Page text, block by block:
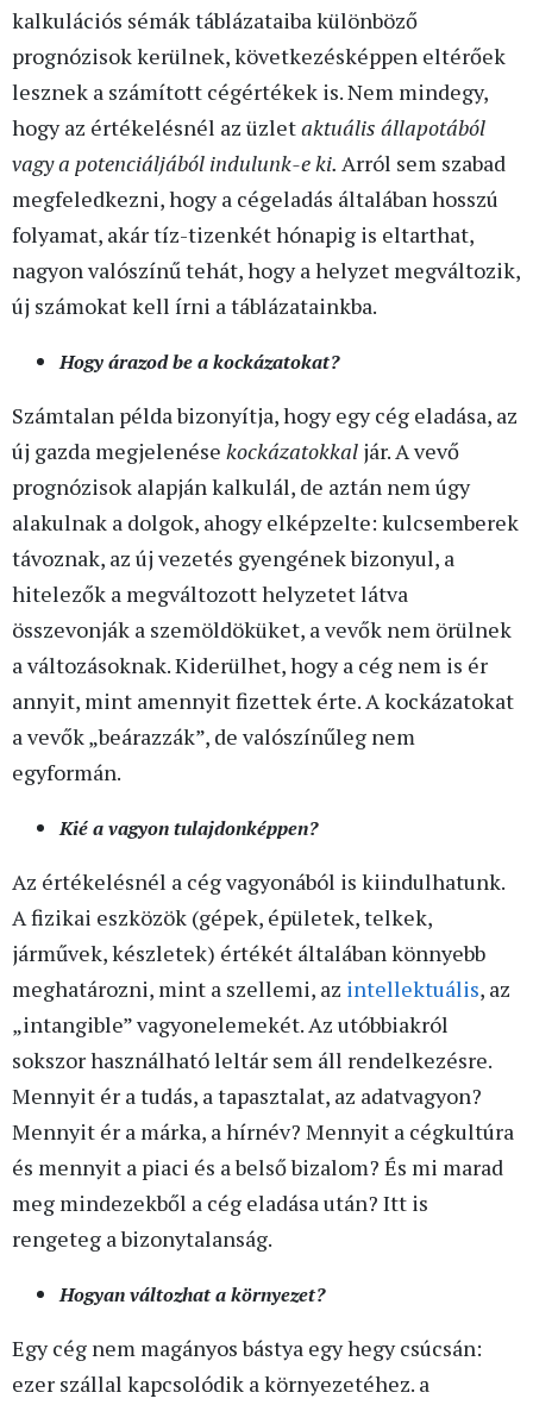
kalkulációs sémák táblázataiba különböző
prognózisok kerülnek, következésképpen eltérőek
lesznek a számított cégértékek is. Nem mindegy,
hogy az értékelésnél az üzletaktuális állapotából
vagy a potenciáljából indulunk-e ki. Arról sem szabad
megfeledkezni, hogy a cégeladás általában hosszú
folyamat, akár tíz-tizenkét hónapig is eltarthat,
nagyon valószínű tehát, hogy a helyzet megváltozik,
új számokat kell írni a táblázatainkba.
Hogy árazod be a kockázatokat?
Számtalan példa bizonyítja, hogy egy cég eladása, az
új gazda megjelenése kockázatokkal jár. A vevő
prognózisok alapján kalkulál, de aztán nem úgy
alakulnak a dolgok, ahogy elképzelte: kulcsemberek
távoznak, az új vezetés gyengének bizonyul, a
hitelezők a megváltozott helyzetet látva
összevonják a szemöldöküket, a vevők nem örülnek
a változásoknak. Kiderülhet, hogy a cég nem is ér
annyit, mint amennyit fizettek érte. A kockázatokat
a vevők „beárazzák”, de valószínűleg nem
egyformán.
Kié a vagyon tulajdonképpen?
Az értékelésnél a cég vagyonából is kiindulhatunk.
A fizikai eszközök (gépek, épületek, telkek,
járművek, készletek) értékét általában könnyebb
meghatározni, mint a szellemi, az intellektuális, az
„intangible” vagyonelemekét. Az utóbbiakról
sokszor használható leltár sem áll rendelkezésre.
Mennyit ér a tudás, a tapasztalat, az adatvagyon?
Mennyit ér a márka, a hírnév? Mennyit a cégkultúra
és mennyit a piaci és a belső bizalom? És mi marad
meg mindezekből a cég eladása után? Itt is
rengeteg a bizonytalanság.
Hogyan változhat a környezet?
Egy cég nem magányos bástya egy hegy csúcsán:
ezer szállal kapcsolódik a környezetéhez. a